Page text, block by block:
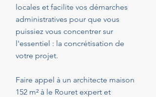
locales et facilite vos démarches
administratives pour que vous
puissiez vous concentrer sur
l'essentiel : la concrétisation de
votre projet.
Faire appel à un architecte maison
152 m² à le Rouret expert et